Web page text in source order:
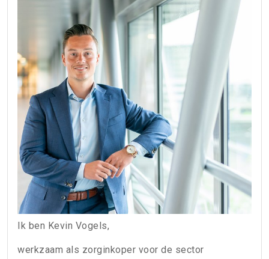
Ik ben Kevin Vogels,
werkzaam als zorginkoper voor de sector